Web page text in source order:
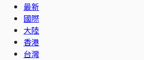
最新
國際
大陸
香港
台灣